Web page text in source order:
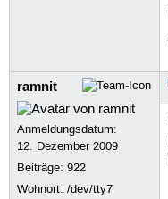
ramnit
Anmeldungsdatum:
12. Dezember 2009
Beiträge:922
Wohnort: /dev/tty7